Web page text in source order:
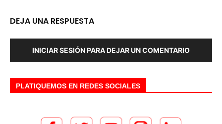
DEJA UNA RESPUESTA
INICIAR SESIÓN PARA DEJAR UN COMENTARIO
PLATIQUEMOS EN REDES SOCIALES